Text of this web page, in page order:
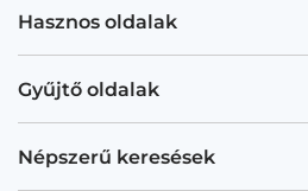
Hasznos oldalak
Gyűjtő oldalak
Népszerű keresések